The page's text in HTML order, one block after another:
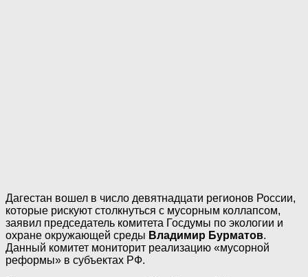
Дагестан вошел в число девятнадцати регионов России,
которые рискуют столкнуться с мусорным коллапсом,
заявил председатель комитета Госдумы по экологии и
охране окружающей среды Владимир Бурматов.
Данный комитет мониторит реализацию «мусорной
реформы» в субъектах РФ.